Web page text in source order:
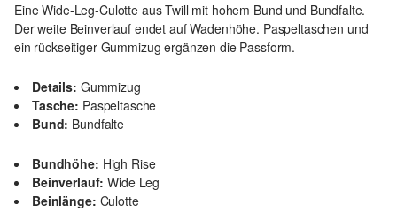
Eine Wide-Leg-Culotte aus Twill mit hohem Bund und Bundfalte.
Der weite Beinverlauf endet auf Wadenhöhe. Paspeltaschen und
ein rückseitiger Gummizug ergänzen die Passform.
Details: Gummizug
Tasche: Paspeltasche
Bund: Bundfalte
Bundhöhe: High Rise
Beinverlauf: Wide Leg
Beinlänge: Culotte